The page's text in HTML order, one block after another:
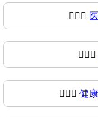
👩🏼‍⚕
👩🏽‍⚕️
👩🏽‍⚕ 健